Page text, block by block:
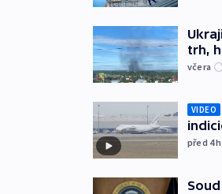
trh,
včera
VIDEO
před 4